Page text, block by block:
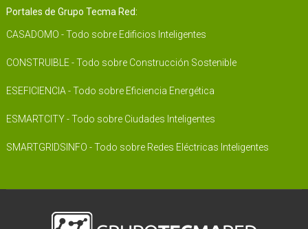
Portales de Grupo Tecma Red:
CASADOMO - Todo sobre Edificios Inteligentes
CONSTRUIBLE - Todo sobre Construcción Sostenible
ESEFICIENCIA - Todo sobre Eficiencia Energética
ESMARTCITY - Todo sobre Ciudades Inteligentes
SMARTGRIDSINFO - Todo sobre Redes Eléctricas Inteligentes